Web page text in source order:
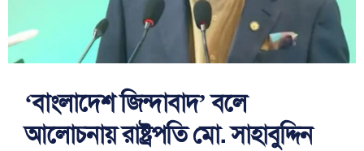
‘বাংলাদেশ জিন্দাবাদ’ বলে
আলোচনায় রাষ্ট্রপতি মো. সাহাবুদ্দিন